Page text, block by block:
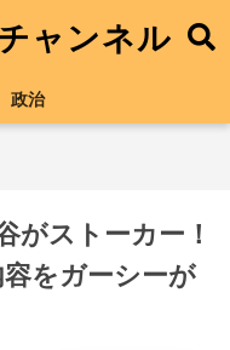
ャンネル
政治
がストーカー！
をガーシーが